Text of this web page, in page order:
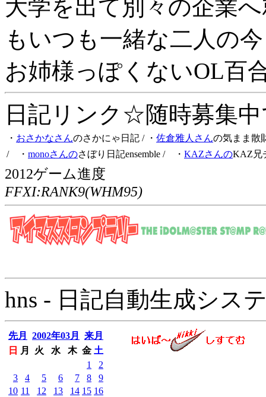
大学を出て別々の企業
もいつも一緒な二人の
お姉様っぽくないOL百
日記リンク☆随時募集
・ おさかなさんのさかにゃ日記 / ・ 佐倉雅人さんの気まま散
/ ・ monoさんのさぼり日記ensemble / ・ KAZさんのKAZ兄
2012ゲーム進度
FFXI:RANK9(WHM95)
hns - 日記自動生成シス
先月 2002年03月
来月
日
月 火 水 木 金 土
1
2
3
4 5 6 7 8
9
10 11 12 13 14 15 16